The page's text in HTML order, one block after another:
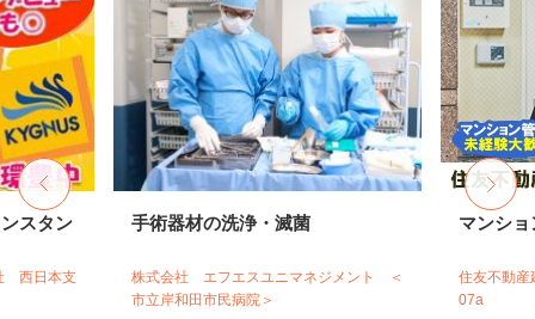
スタン
西日本支
手術器材の洗浄・滅菌
株式会社 エフエスユニマネジメント ＜
市立岸和田市民病院＞
マンシ
住友不動産
07a